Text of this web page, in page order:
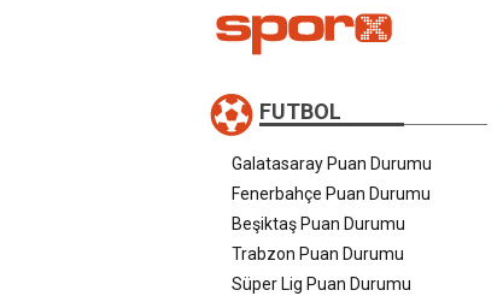
FUTBOL
Galatasaray Puan Durumu
Fenerbahçe Puan Durumu
Beşiktaş Puan Durumu
Trabzon Puan Durumu
Süper Lig Puan Durumu